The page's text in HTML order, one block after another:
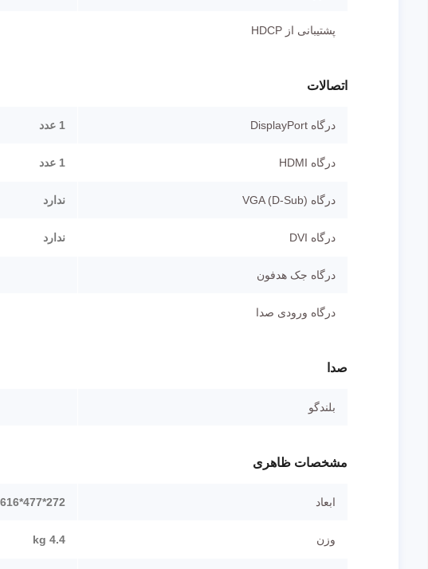
پشتیبانی از HDCP
اتصالات
درگاه DisplayPort 1 عدد
درگاه HDMI 1 عدد
درگاه VGA (D-Sub) ندارد
درگاه DVI ندارد
درگاه جک هدفون
درگاه ورودی صدا
صدا
بلندگو
مشخصات ظاهری
ابعاد 272*477*616 میلی متر
وزن 4.4 kg